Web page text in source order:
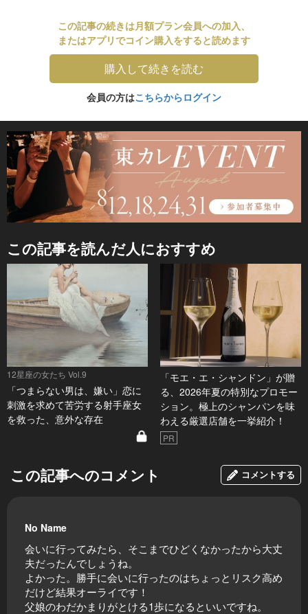
この記事の続きは月額プラン会員への加入、
またはアプリでコイン購入をすると読めます
購入して続きを読む
会員の方はこちらからログイン
この記事を読んだ人におすすめ
12星座の女たち Vol.9
「つまらない男は、嫌い」恋に
刺激を求めて苦労する射手座女
を救った、意外な存在
「モエ・エ・シャンドン」が贈
る、2026年夏の特別なプロモー
ション。極上のシャンパンを味
わえる厳選店舗を一挙紹介！
PR
この記事へのコメント コメントする
No Name
会いに行ってみたら、そこまでひどくなかったから大丈
夫だったんでしょうね。
よかった。勝手に会いに行ったのはちょっとリスク高め
だけど結果オーライです！
父娘のわだかまりがとける1歩になるといいですね。